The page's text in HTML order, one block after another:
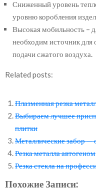
Сниженный уровень
уровню коробления
Высокая мобильность –
необходим источник для
подачи сжатого воздуха.
Related posts:
Плазменная резка
Выбираем лучшее
плитки
Металлические забор —
Резка металла автогеном
Резка стекла на
Похожие Записи: